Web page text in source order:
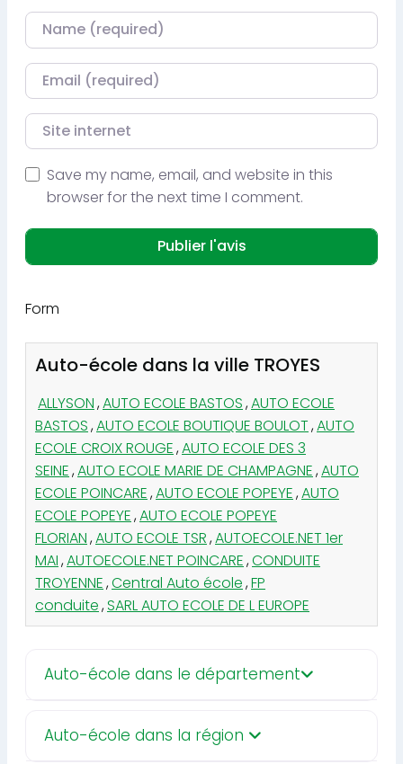
Nom
Courriel
Site internet
Save my name, email, and website in this
browser for the next time I comment.
Form
Auto-école dans la ville TROYES
ALLYSON,AUTO ECOLE BASTOS,AUTO ECOLE
BASTOS,AUTO ECOLE BOUTIQUE BOULOT,AUTO
ECOLE CROIX ROUGE,AUTO ECOLE DES 3
SEINE,AUTO ECOLE MARIE DE CHAMPAGNE,AUTO
ECOLE POINCARE,AUTO ECOLE POPEYE,AUTO
ECOLE POPEYE,AUTO ECOLE POPEYE
FLORIAN,AUTO ECOLE TSR,AUTOECOLE.NET 1er
MAI,AUTOECOLE.NET POINCARE,CONDUITE
TROYENNE,Central Auto école,FP
conduite,SARL AUTO ECOLE DE L EUROPE
Auto-école dans le département
Auto-école dans la région